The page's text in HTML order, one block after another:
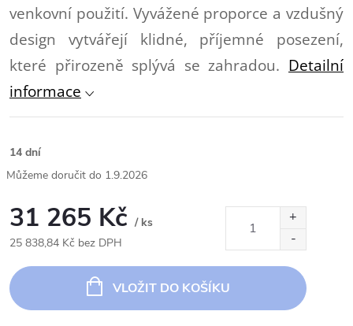
venkovní použití. Vyvážené proporce a vzdušný
design vytvářejí klidné, příjemné posezení,
které přirozeně splývá se zahradou. Detailní
informace
14 dní
1.9.2026
31 265 Kč / ks
25 838,84 Kč bez DPH
cena:
VLOŽIT DO KOŠÍKU